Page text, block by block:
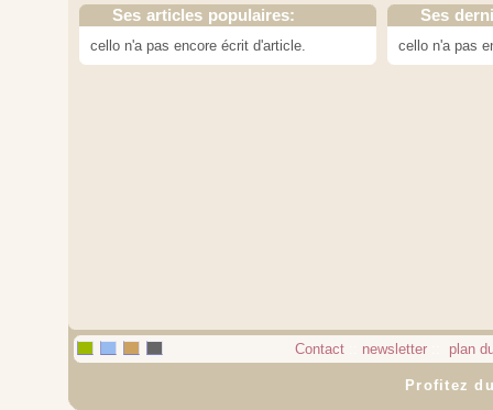
Ses articles populaires:
cello n'a pas encore écrit d'article.
Ses
cello n'a pas
Contact:: newsletter:: plan
Profitez